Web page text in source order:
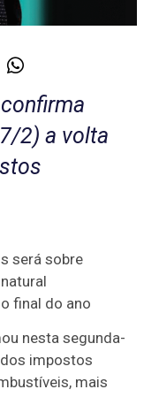
2) a volta
será sobre
final do ano
nesta segunda-
impostos
mais